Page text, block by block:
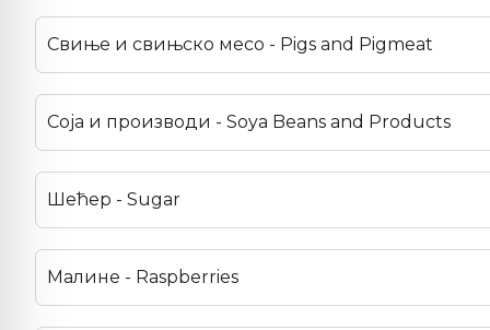
Свиње и свињско месо - Pigs and Pigmeat
Соја и производи - Soya Beans and Products
Шећер - Sugar
Малине - Raspberries